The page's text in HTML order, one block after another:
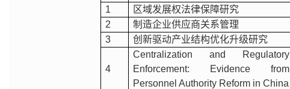
1
区域发展权法律保障研究
2
制造企业供应商关系管理
3
创新驱动产业结构优化升级研究
4
Centralization and Regulatory
Enforcement: Evidence from
Personnel Authority Reform in China